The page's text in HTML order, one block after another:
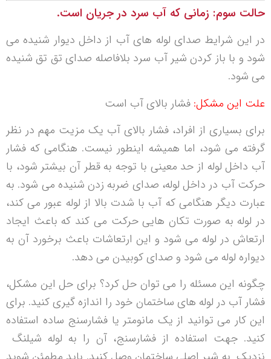
حالت سوم: زمانی که آب سرد در جریان است.
در این شرایط صدای لوله های آب از داخل دیوار شنیده می
شود و با باز کردن شیر آب سرد بلافاصله صدای تق تق شنیده
می شود.
علت این مشکل: فشار بالای آب است
برای بسیاری از افراد، فشار بالای آب یک مزیت مهم در نظر
گرفته می شود، اما همیشه اینطور نیست. هنگامی که فشار
آب داخل لوله از حد معینی با توجه به قطر آن بیشتر شود، با
حرکت آب در داخل لوله، صدای ضربه زدن شنیده می شود. به
عبارت دیگر هنگامی که آب با شدت بالا از لوله عبور می کند،
در لوله به صورت تکان هایی حرکت می کند که باعث ایجاد
ارتعاش در لوله می شود و این ارتعاشات باعث برخورد آن به
دیواره لوله می شود و صدای کوبیدن می دهد.
چگونه این مسئله را می توان حل کرد؟ برای حل این مشکل،
فشار آب در لوله های ساختمان خود را اندازه گیری کنید. برای
این کار می توانید از یک مانومتر یا فشارسنج ساده استفاده
کنید. جهت استفاده از فشارسنج، آن را به لوله شیلنگ